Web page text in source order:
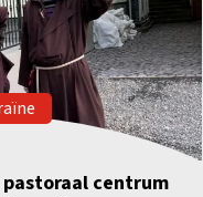
centrum